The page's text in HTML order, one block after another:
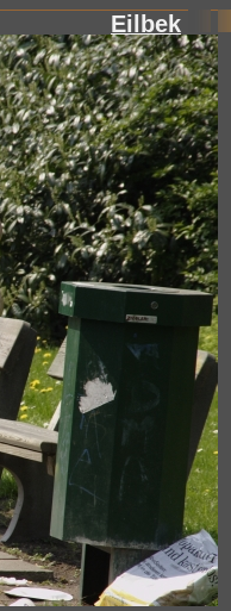
Eilbek